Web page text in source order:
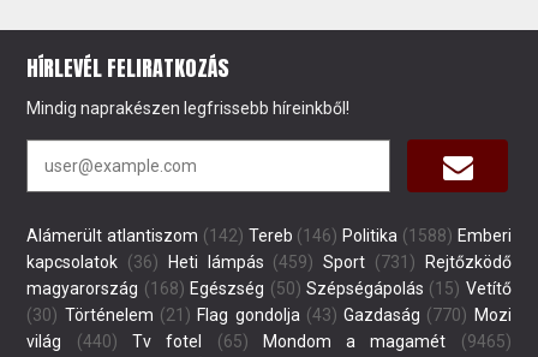
HÍRLEVÉL FELIRATKOZÁS
Mindig naprakészen legfrissebb híreinkből!
Alámerült atlantiszom (142) Tereb (146) Politika (1588) Emberi
kapcsolatok (36) Heti lámpás (459) Sport (731)
Rejtőzködő
magyarország (168) Egészség (50) Szépségápolás (15) Vetítő
(30) Történelem (21) Flag gondolja(43) Gazdaság (770) Mozi
világ (440) Tv fotel (65) Mondom a magamét (9465)